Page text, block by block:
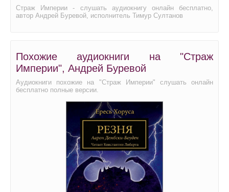
03_02_Strazh imperii
03_03_Strazh imperii
03_05_Strazh imperii
03_06_Strazh imperii
03_07_Strazh imperii
03_08_Strazh imperii
03_09_Strazh imperii
03_10_Strazh imperii
03_11_Strazh imperii
03_12_Strazh imperii
03_13_Strazh imperii
Страж Империи - слушать аудиокнигу онлайн бесплатно,
автор Андрей Буревой, исполнитель Тимур Султанов
Похожие аудиокниги на "Страж
Империи", Андрей Буревой
Аудиокниги похожие на "Страж Империи" слушать онлайн
бесплатно полные версии.